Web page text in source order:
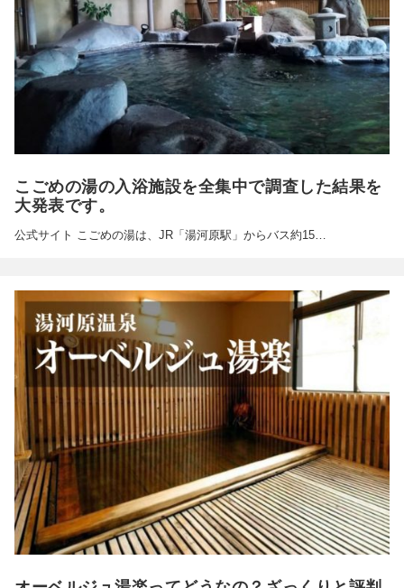
こごめの湯の入浴施設を全集中で調査した結果を
大発表です。
公式サイト こごめの湯は、JR「湯河原駅」からバス約15…